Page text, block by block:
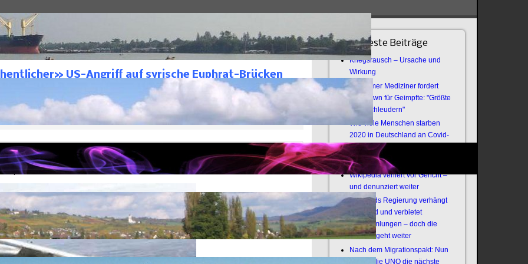
Themen
US-Angriff auf syrische Euphrat-Brücken
US-Angriff auf syrische Euphrat-Brücken
Syrien
29. September 2016
September 2016
Neueste Beiträge
Kriegsrausch – Ursache und
Wirkung
Bochumer Mediziner fordert
Lockdown für Geimpfte: "Größte
Virenschleudern"
Wie viele Menschen starben
2020 in Deutschland an Covid-
19?
Offener Brief an die Armee
Wikipedia verliert vor Gericht –
und denunziert weiter
Thailands Regierung verhängt
Notstand und verbietet
Versammlungen – doch die
Revolte geht weiter
Nach dem Migrationspakt: Nun
zündet die UNO die nächste